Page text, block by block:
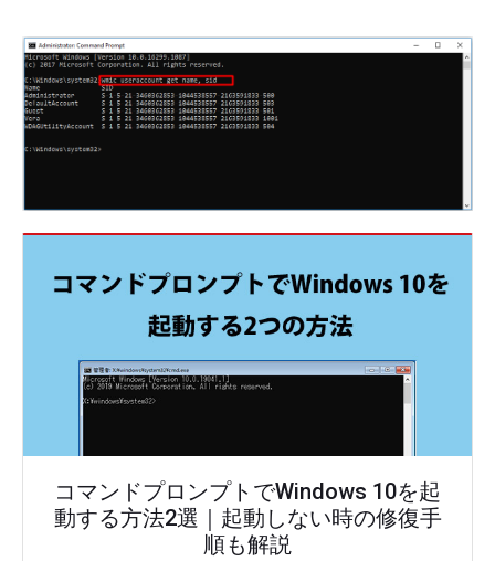
コマンドプロンプトでWindows 10を起
動する方法2選｜起動しない時の修復手
順も解説